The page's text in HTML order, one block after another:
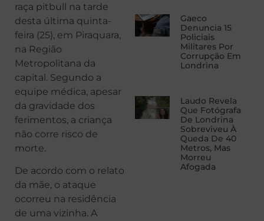
raça pitbull na tarde
desta última quinta-
feira (25), em Piraquara,
na Região
Metropolitana da
capital. Segundo a
equipe médica, apesar
da gravidade dos
ferimentos, a criança
não corre risco de
morte.
De acordo com o relato
da mãe, o ataque
ocorreu na residência
de uma vizinha. A
Gaeco
Denuncia 15
Policiais
Militares Por
Corrupção Em
Londrina
Laudo Revela
Que Fotógrafa
De Londrina
Sobreviveu À
Queda De 40
Metros, Mas
Morreu
Afogada